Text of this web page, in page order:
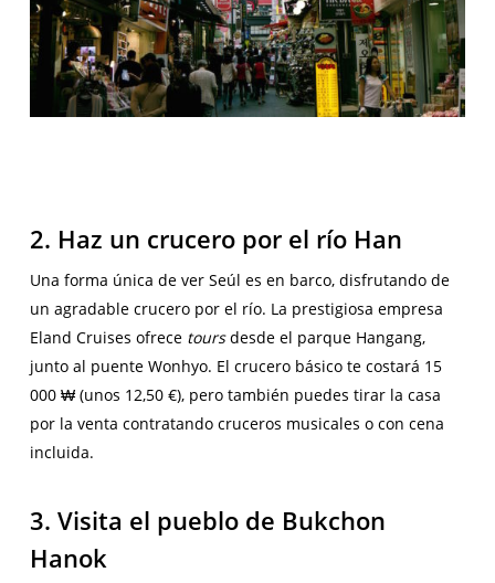
2. Haz un crucero por el río Han
Una forma única de ver Seúl es en barco, disfrutando de
un agradable crucero por el río. La prestigiosa empresa
Eland Cruises ofrece toursdesde el parque Hangang,
junto al puente Wonhyo. El crucero básico te costará 15
000 ₩ (unos 12,50 €), pero también puedes tirar la casa
por la venta contratando cruceros musicales o con cena
incluida.
3. Visita el pueblo de Bukchon
Hanok